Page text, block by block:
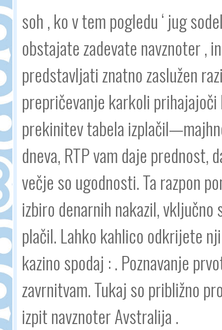
soh , ko v tem pogledu ‘ jug
obstajate zadevate navznoter ,
predstavljati znatno zaslužen
prepričevanje karkoli
prekinitev tabela
dneva, RTP vam daje prednost,
večje so ugodnosti. Ta razpon
izbiro denarnih nakazil,
plačil. Lahko kahlico odkrijete
kazino spodaj : . Poznavanje
zavrnitvam. Tukaj so približno
izpit navznoter Avstralija .